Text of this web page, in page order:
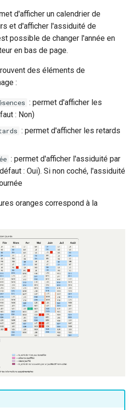
d'afficher un calendrier de
et d'afficher l'assiduité de
possible de changer l'année en
en bas de page.
des éléments de
:
: permet d'afficher les
: Non)
: permet d'afficher les retards
: permet d'afficher l'assiduité par
: Oui). Si non coché, l'assiduité
oranges correspond à la